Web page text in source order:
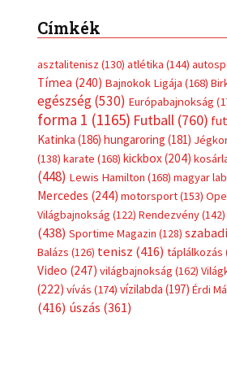
Címkék
asztalitenisz (130) atlétika (144)
Tímea (240) Bajnokok Ligája (168)
egészség(530) Európabajnokság
forma 1 (1165) Futball(760)
Katinka (186) hungaroring (181)
(138) karate (168) kickbox(204)
(448) Lewis Hamilton (168) magyar
Mercedes (244) motorsport(153)
Világbajnokság (122) Rendezvény(142)
(438) Sportime Magazin (128)
Balázs (126) tenisz (416) táplálkozás
Video (247) világbajnokság (162)
(222) vívás (174) vízilabda (197) Érdi
(416) úszás (361)